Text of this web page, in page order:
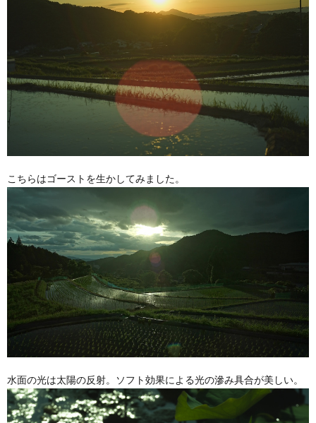
こちらはゴーストを生かしてみました。
水面の光は太陽の反射。ソフト効果による光の滲み具合が美しい。